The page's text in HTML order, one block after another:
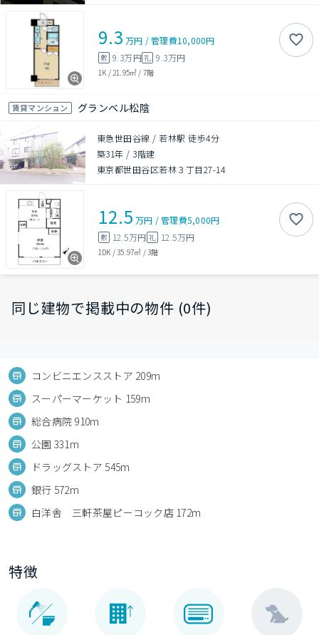
9.3 万円 /管理費10,000円
敷 9.3万円礼 9.3万円
1K / 21.95㎡ / 7階
賃貸マンション グランベル松陰
東急世田谷線 / 若林駅 徒歩4分
築31年 / 3階建
東京都世田谷区若林３丁目27-14
12.5 万円 /管理費5,000円
敷 12.5万円 礼 12.5万円
1DK /35.97㎡ /3階
同じ建物で掲載中の物件 (0件)
コンビニエンスストア 209m
スーパーマーケット 159m
総合病院 910m
公園 331m
ドラッグストア 545m
銀行 572m
白洋舎 三軒茶屋ピーコック店 172m
特徴